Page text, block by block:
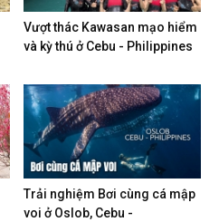
Vượt thác Kawasan mạo hiểm
và kỳ thú ở Cebu - Philippines
Trải nghiệm Bơi cùng cá mập
voi ở Oslob, Cebu -